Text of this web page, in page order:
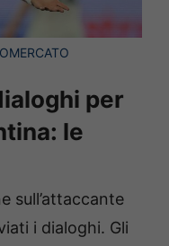
per
le
sull’attaccante
i dialoghi. Gli